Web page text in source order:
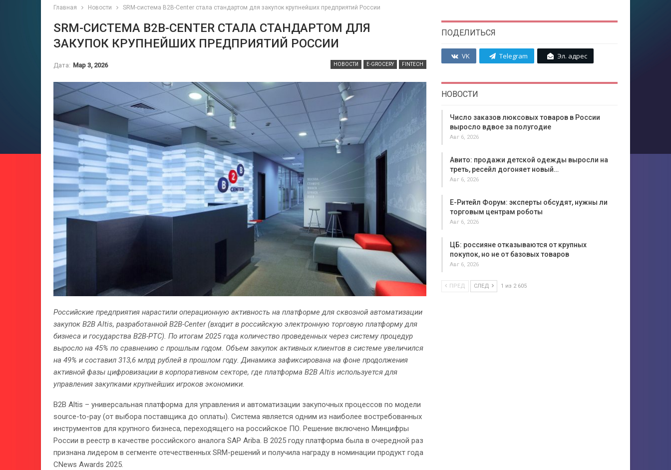
Главная Новости SRM-система B2B-Center стала стандартом для закупок крупнейших предприятий России
SRM-СИСТЕМА B2B-CENTER СТАЛА СТАНДАРТОМ ДЛЯ
ЗАКУПОК КРУПНЕЙШИХ ПРЕДПРИЯТИЙ РОССИИ
НОВОСТИ E-GROCERY FINTECH
Дата: Мар 3, 2026
Российские предприятия нарастили операционную активность на платформе для сквозной автоматизации
закупок B2B Altis, разработанной B2B-Center (входит в российскую электронную торговую платформу для
бизнеса и государства B2B-РТС). По итогам 2025 года количество проведенных через систему процедур
выросло на 45% по сравнению с прошлым годом. Объем закупок активных клиентов в системе увеличился
на 49% и составил 313,6 млрд рублей в прошлом году. Динамика зафиксирована на фоне продолжения
активной фазы цифровизации в корпоративном секторе, где платформа B2B Altis используется для
управления закупками крупнейших игроков экономики.
B2B Altis – универсальная платформа для управления и автоматизации закупочных процессов по модели
source-to-pay (от выбора поставщика до оплаты). Система является одним из наиболее востребованных
инструментов для крупного бизнеса, переходящего на российское ПО. Решение включено Минцифры
России в реестр в качестве российского аналога SAP Ariba. В 2025 году платформа была в очередной раз
признана лидером в сегменте отечественных SRM-решений и получила награду в номинации продукт года
CNews Awards 2025.
ПОДЕЛИТЬСЯ
VK Telegram Эл. адрес
НОВОСТИ
Число заказов люксовых товаров в России
выросло вдвое за полугодие
Авг 6, 2026
Авито: продажи детской одежды выросли на
треть, ресейл догоняет новый…
Авг 6, 2026
Е-Ритейл Форум: эксперты обсудят, нужны ли
торговым центрам роботы
Авг 6, 2026
ЦБ: россияне отказываются от крупных
покупок, но не от базовых товаров
Авг 6, 2026
ПРЕД СЛЕД 1 из 2 605